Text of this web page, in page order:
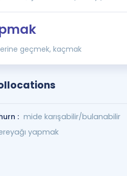
geçmek, kaçmak
: mide karışabilir/bulanabilir
yapmak